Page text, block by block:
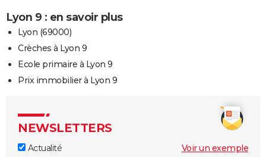
Lyon 9 : en savoir plus
Lyon (69000)
Crèches à Lyon 9
Ecole primaire à Lyon 9
Prix immobilier à Lyon 9
NEWSLETTERS
Actualité
Voir un exemple